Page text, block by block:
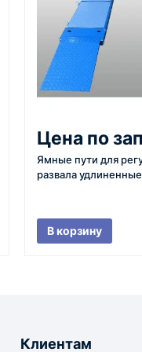
Менеджер связывается с
вами, уточняет
характеристики товара,
город доставки и условия
Цена по
Ямные пути для
развала удлиненные
В корзину
Клиентам